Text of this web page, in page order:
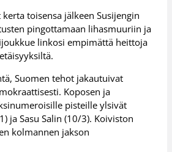
toisensa jälkeen Susijengin
pingottamaan lihasmuuriin ja
linkosi empimättä heittoja
Suomen tehot jakautuivat
Koposen ja
pisteille ylsivät
ja Sasu Salin (10/3). Koiviston
kolmannen jakson